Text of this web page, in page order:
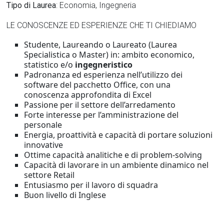
Tipo di Laurea: Economia, Ingegneria
LE CONOSCENZE ED ESPERIENZE CHE TI CHIEDIAMO
Studente, Laureando o Laureato (Laurea
Specialistica o Master) in: ambito economico,
statistico e/o ingegneristico
Padronanza ed esperienza nell’utilizzo dei
software del pacchetto Office, con una
conoscenza approfondita di Excel
Passione per il settore dell’arredamento
Forte interesse per l’amministrazione del
personale
Energia, proattività e capacità di portare soluzioni
innovative
Ottime capacità analitiche e di problem-solving
Capacità di lavorare in un ambiente dinamico nel
settore Retail
Entusiasmo per il lavoro di squadra
Buon livello di Inglese